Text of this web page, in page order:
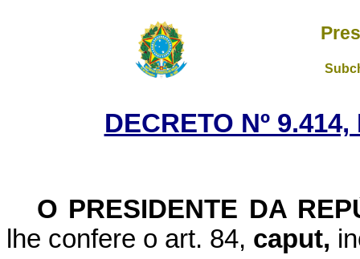
DECRETO Nº
O PRESIDENTE DA
lhe confere o art. 84, caput,